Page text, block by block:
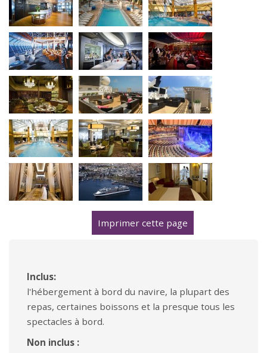
Imprimer cette page
Inclus:
l'hébergement à bord du navire, la plupart des
repas, certaines boissons et la presque tous les
spectacles à bord.
Non inclus :